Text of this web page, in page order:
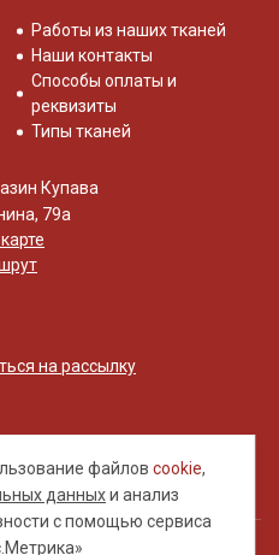
файловcookie,
данныхи анализ
с помощью сервиса
Работы из наших тканей
Наши контакты
Способы оплаты и
реквизиты
Типы тканей
Купава
79а
на рассылку
публичной